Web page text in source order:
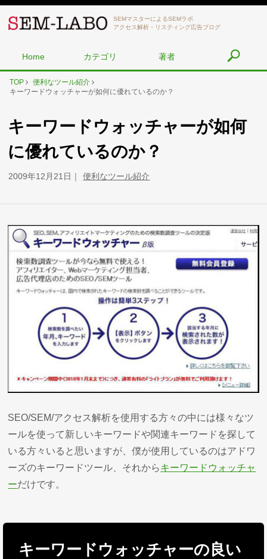
SEMマスターによるSEMラボ
アクセス解析・リスティング広告ブログ
Home カテゴリ 著者
TOP
便利なツール紹介
キーワードウォッチャーが如何に優れているのか？
キーワードウォッチャーが如何
に優れているのか？
2009年12月21日 便利なツール紹介
SEO/SEM/アクセス解析を使用する方々の中には様々なツ
ールを使って新しいキーワードや関連キーワードを探して
いる方々いると思いますが、僕が使用しているのはアドワ
ーズのキーワードツール、それからキーワードウォッチャ
ーだけです。
キーワードウォッチャーの良い